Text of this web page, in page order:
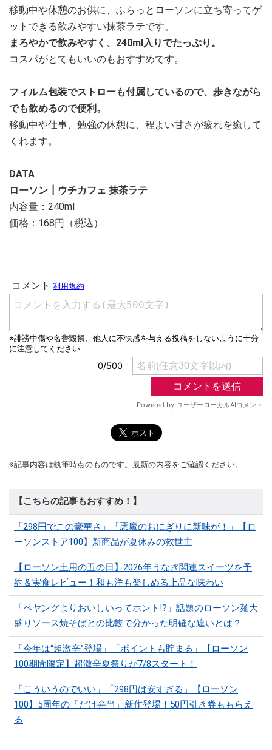
移動中や休憩のお供に、ふらっとローソンに立ち寄ってゲ
ットできる飲みやすい抹茶ラテです。
まろやかで飲みやすく、240ml入りでたっぷり。
コスパがとてもいいのもおすすめです。
フィルム包装でストローも付属しているので、歩きながら
でも飲めるので便利。
移動中や仕事、勉強の休憩に、程よい甘さが疲れを癒して
くれます。
DATA
ローソン┃ウチカフェ 抹茶ラテ
内容量：240ml
価格：168円（税込）
※記事内容は執筆時点のものです。最新の内容をご確認ください。
【こちらの記事もおすすめ！】
「298円でこの豪華さ」「悪魔のおにぎりに新味が！」【ロ
ーソンストア100】新商品が夏休みの救世主
【ローソン土用の丑の日】2026年うなぎ関連スイーツを予
約＆実食レビュー！和も洋も楽しめる上品な味わい
「ペヤングよりおいしいってホント⁉」話題のローソン麺大
盛りソース焼そばとの比較で分かった明確な違いとは？
「今年は“超激辛”登場」「ポイントも貯まる」【ローソン
100期間限定】超激辛夏祭りが7/8スタート！
「こういうのでいい」「298円は安すぎる」【ローソン
100】5周年の「だけ弁当」新作登場！50円引き券ももらえ
る